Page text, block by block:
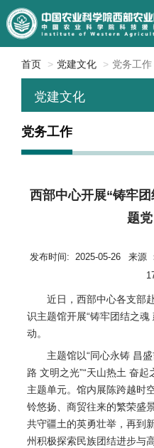
首页 党建文化 党务工作
党建文化
党务工作
西部中心开展“铸牢
题
发布时间: 2025-05-26 来源
近日，西部中心各支部
识主题馆开展“铸牢团结之
动。
主题馆以“同心永铸 昌
路 文明之光”“天山热土 奋起
主题单元。馆内展陈跨越时
铃悠扬、商贸往来的繁荣盛
共守疆土的英勇壮举，再到
州积极探索民族团结进步与